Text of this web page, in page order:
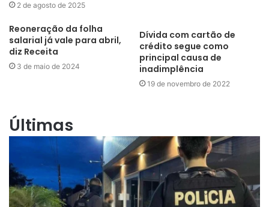
2 de agosto de 2025
Reoneração da folha
salarial já vale para abril,
diz Receita
3 de maio de 2024
Dívida com cartão de
crédito segue como
principal causa de
inadimplência
19 de novembro de 2022
Últimas